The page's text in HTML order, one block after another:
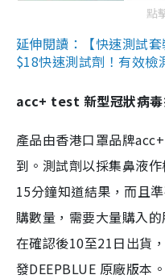
點
延伸閱讀：【快速測試
$18快速測試劑！有效
acc+ test 新型冠狀病毒
產品由香港口罩品牌
到。測試劑以採集鼻液
15分鐘知道結果，而且
購數量，需要大量購入
在確認後10至21日出貨
發DEEPBLUE 原廠版本。